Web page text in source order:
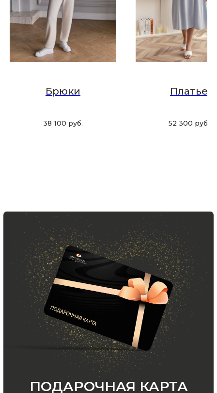
Брюки
38 100 руб.
Платье
52 300 руб.
Подписаться
в нашем телеграмм канале:
MIR CASHMERE Official
ООО «МИР КАШЕМИРА» © 2023
Все права защищены.